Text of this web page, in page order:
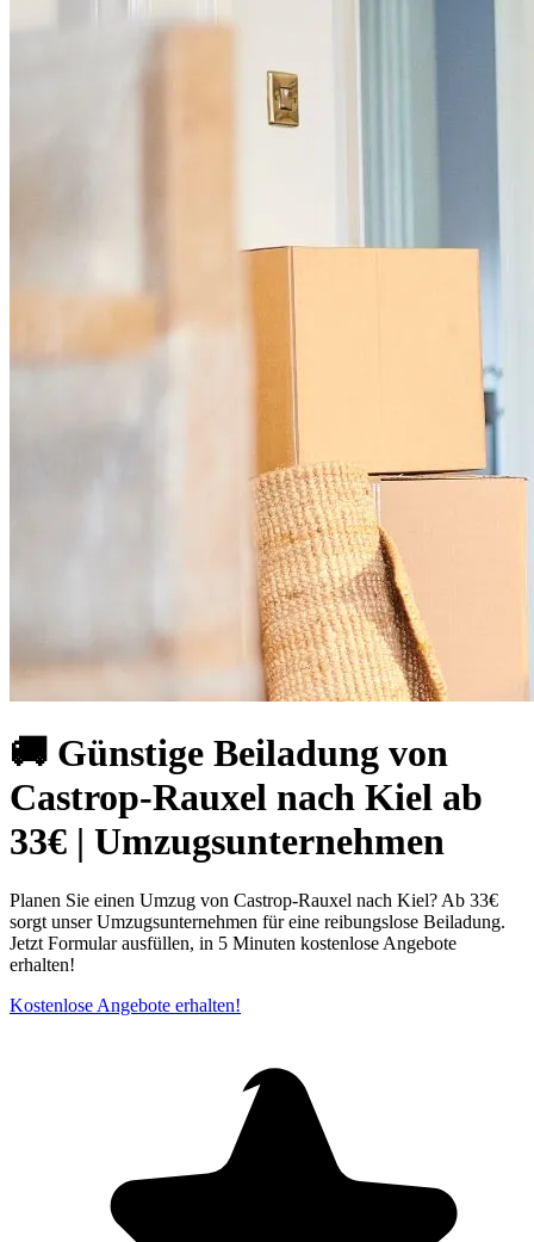
🚚 Günstige Beiladung von
Castrop-Rauxel nach Kiel ab
33€ | Umzugsunternehmen
Planen Sie einen Umzug von Castrop-Rauxel nach Kiel? Ab 33€
sorgt unser Umzugsunternehmen für eine reibungslose Beiladung.
Jetzt Formular ausfüllen, in 5 Minuten kostenlose Angebote
erhalten!
Kostenlose Angebote erhalten!